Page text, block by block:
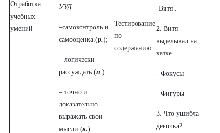
Отработка
учебных
умений
УУД:
–самоконтроль и
самооценка.(р.);
– логически
рассуждать (п.)
– точно и
доказательно
выражать свои
мысли (к.)
Тестирование
по
содержанию
-Витя .
2. Витя
выделывал на
катке
- Фокусы
- Фигуры
3. Что ушибла
девочка?